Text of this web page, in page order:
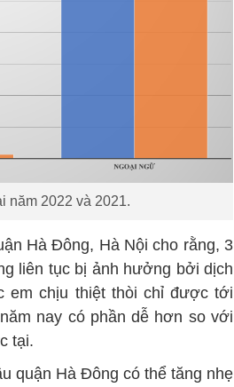
năm 2022 và 2021.
Hà Đông, Hà Nội cho rằng, 3
liên tục bị ảnh hưởng bởi dịch
em chịu thiệt thòi chỉ được tới
nay có phần dễ hơn so với
tại.
quận Hà Đông có thể tăng nhẹ